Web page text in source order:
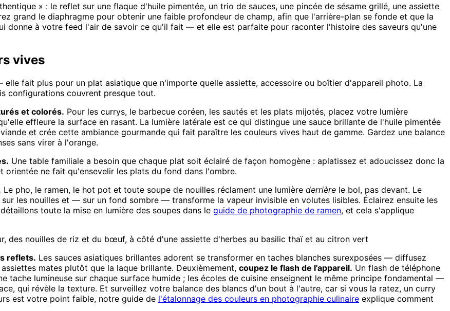
» : le reflet sur une flaque d'huile pimentée, un trio de sauces, une pincée de sésame grillé, une assiette
grand le diaphragme pour obtenir une faible profondeur de champ, afin que l'arrière-plan se fonde et que la
donne à votre feed l'air de savoir ce qu'il fait — et elle est parfaite pour raconter l'histoire des saveurs qu'une
vives
fait plus pour un plat asiatique que n'importe quelle assiette, accessoire ou boîtier d'appareil photo. La
configurations couvrent presque tout.
et colorés. Pour les currys, le barbecue coréen, les sautés et les plats mijotés, placez votre lumière
effleure la surface en rasant. La lumière latérale est ce qui distingue une sauce brillante de l'huile pimentée
et crée cette ambiance gourmande qui fait paraître les couleurs vives haut de gamme. Gardez une balance
sans virer à l'orange.
Une table familiale a besoin que chaque plat soit éclairé de façon homogène : aplatissez et adoucissez donc la
orientée ne fait qu'ensevelir les plats du fond dans l'ombre.
Le pho, le ramen, le hot pot et toute soupe de nouilles réclament une lumière derrière le bol, pas devant. Le
les nouilles et — sur un fond sombre — transforme la vapeur invisible en volutes lisibles. Éclairez ensuite les
toute la mise en lumière des soupes dans le guide de photographie de ramen, et cela s'applique
des nouilles de riz et du bœuf, à côté d'une assiette d'herbes au basilic thaï et au citron vert
reflets. Les sauces asiatiques brillantes adorent se transformer en taches blanches surexposées — diffusez
mates plutôt que la laque brillante. Deuxièmement, coupez le flash de l'appareil. Un flash de téléphone
lumineuse sur chaque surface humide ; les écoles de cuisine enseignent le même principe fondamental —
qui révèle la texture. Et surveillez votre balance des blancs d'un bout à l'autre, car si vous la ratez, un curry
est votre point faible, notre guide de l'étalonnage des couleurs en photographie culinaire explique comment